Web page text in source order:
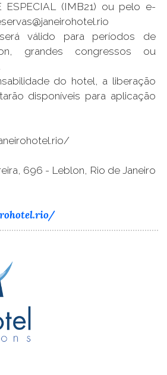
ESPECIAL (IMB21) ou pelo e-
válido para períodos de
grandes congressos ou
do hotel, a liberação
disponíveis para aplicação
696 - Leblon, Rio de Janeiro